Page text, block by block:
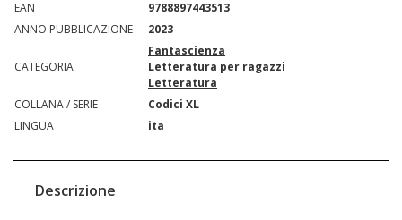
EAN
9788897443513
ANNO PUBBLICAZIONE
2023
CATEGORIA
Fantascienza
Letteratura per ragazzi
Letteratura
COLLANA / SERIE
Codici XL
LINGUA
ita
Descrizione